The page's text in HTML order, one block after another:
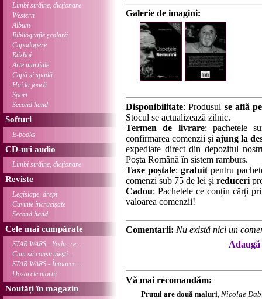
Limbi străine, dicționare
Western
Album
Bibliografie școlară
Capodopere
Război
Arte marțiale
Capă și spadă
Hai la joacă
Sport
Second hand
Softuri
E-books
CD-uri audio
Limbi străine, dicționare
Reviste
Legislație, drept
Cuvinte încrucișate
Second hand
Cele mai cumpărate
STAR WARS - Yoda: re ...
Cum să construiești ...
STAR WARS - Întoarce ...
Dosarele morții
Noutăți în magazin
Galerie de imagini:
Disponibilitate: Produsul se află
Stocul se actualizează zilnic.
Termen de livrare: pachetele
confirmarea comenzii șiajung la
expediate direct din depozitul
Poșta Română în sistem ramburs.
Taxe poștale: gratuitpentru
comenzi sub 75 de lei și reduceri
Cadou: Pachetele ce conțin cărți
valoarea comenzii!
Comentarii: Nu există nici un
Vă mai recomandăm:
Prutul are două maluri, Nicolae